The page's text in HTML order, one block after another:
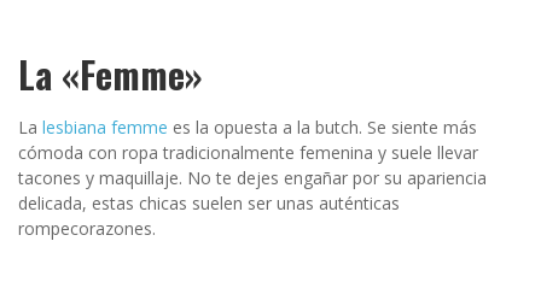
La «Femme»
La lesbiana femme es la opuesta a la butch. Se siente más
cómoda con ropa tradicionalmente femenina y suele llevar
tacones y maquillaje. No te dejes engañar por su apariencia
delicada, estas chicas suelen ser unas auténticas
rompecorazones.